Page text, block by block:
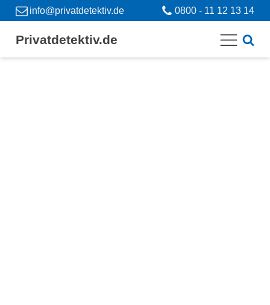
info@privatdetektiv.de 0800 - 11 12 13 14
Privatdetektiv.de